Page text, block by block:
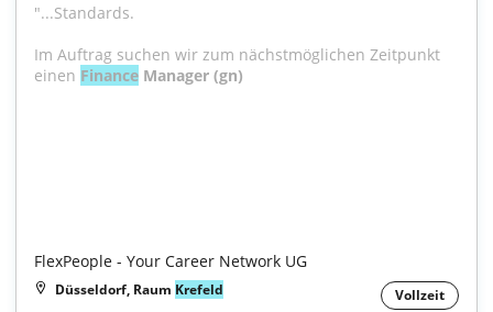
"...Standards.
Im Auftrag suchen wir zum nächstmöglichen Zeitpunkt
einen Finance Manager (gn)
FlexPeople - Your Career Network UG
Düsseldorf, Raum Krefeld Vollzeit